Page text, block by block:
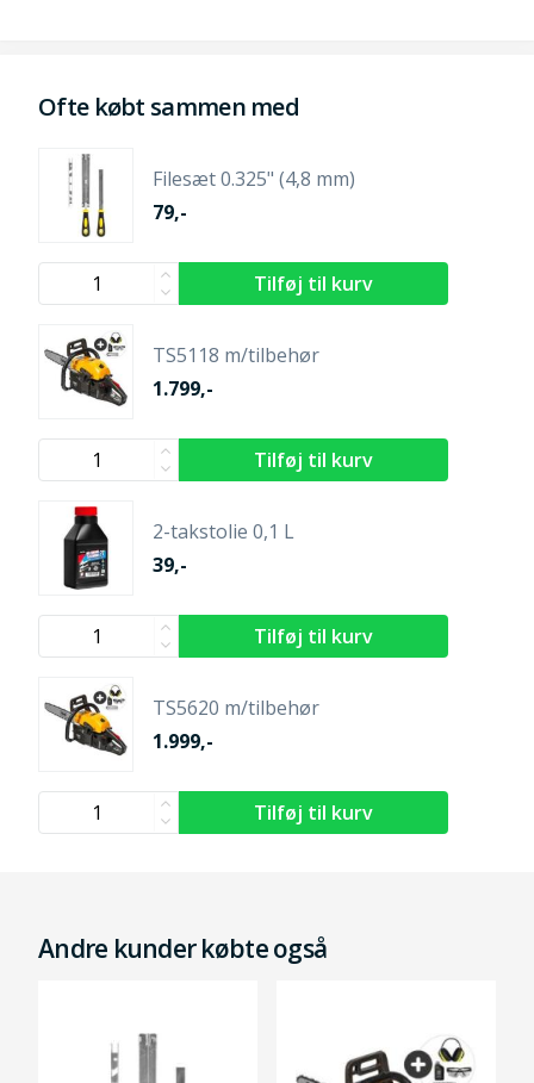
Ofte købt sammen med
Filesæt 0.325" (4,8 mm)
79,-
TS5118 m/tilbehør
1.799,-
2-takstolie 0,1 L
39,-
TS5620 m/tilbehør
1.999,-
Andre kunder købte også